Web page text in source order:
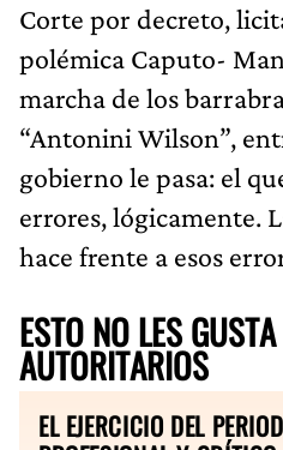
Corte por decreto,
polémica Caputo-
marcha de los
“Antonini Wilson”,
gobierno le pasa: el
errores, lógicamente.
hace frente a esos
ESTO NO LES
AUTORITARIOS
EL EJERCICIO DEL